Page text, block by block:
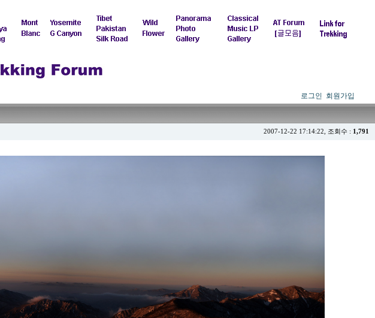
로그인 회원가입
2007-12-22 17:14:22, 조회수 : 1,791